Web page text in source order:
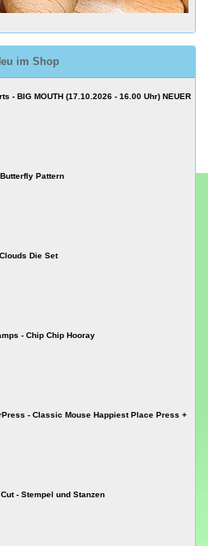
im Shop
- BIG MOUTH (17.10.2026 - 16.00 Uhr) NEUER
Pattern
Die Set
- Chip Chip Hooray
- Classic Mouse Happiest Place Press +
- Stempel und Stanzen